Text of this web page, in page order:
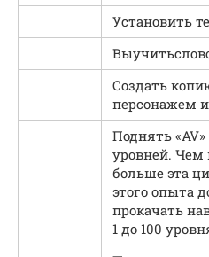
Установить
Создать
персонажем
Поднять
уровней.
больше эта
этого опыта
прокачать
1 до 100